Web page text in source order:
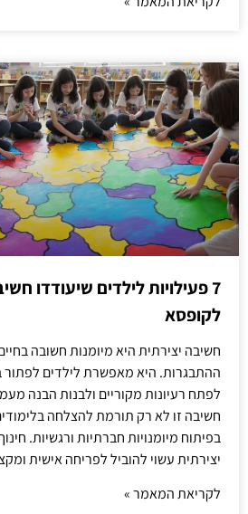
7 פעילויות לילדים שיעודדו
לקופסא
חשיבה יצירתית היא מיומנות חשובה
ההתבגרות. היא מאפשרת לילדים לפתור
לפתח רעיונות מקוריים ולבנות הבנה
חשיבה זו לא רק תורמת להצלחה
בפיתוח מיומנויות חברתיות ורגשיות.
יצירתית עשוי להוביל לפריחה אישית
לקריאת המאמר »